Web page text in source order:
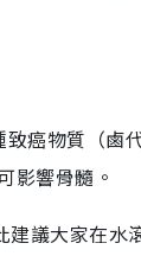
癌物質（鹵
影響骨髓。
議大家在水